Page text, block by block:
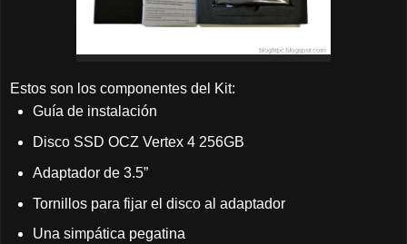
Estos son los componentes del Kit:
Guía de instalación
Disco SSD OCZ Vertex 4 256GB
Adaptador de 3.5”
Tornillos para fijar el disco al adaptador
Una simpática pegatina